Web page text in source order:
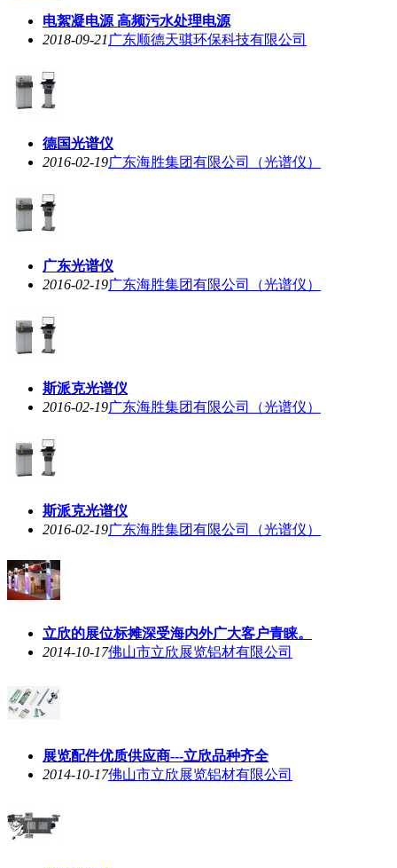
电絮凝电源 高频污水处理电源
2018-09-21 广东顺德天骐环保科技有限公司
德国光谱仪
2016-02-19广东海胜集团有限公司（光谱仪）
广东光谱仪
2016-02-19广东海胜集团有限公司（光谱仪）
斯派克光谱仪
2016-02-19广东海胜集团有限公司（光谱仪）
斯派克光谱仪
2016-02-19广东海胜集团有限公司（光谱仪）
立欣的展位标摊深受海内外广大客户青睐。
2014-10-17佛山市立欣展览铝材有限公司
展览配件优质供应商---立欣品种齐全
2014-10-17佛山市立欣展览铝材有限公司